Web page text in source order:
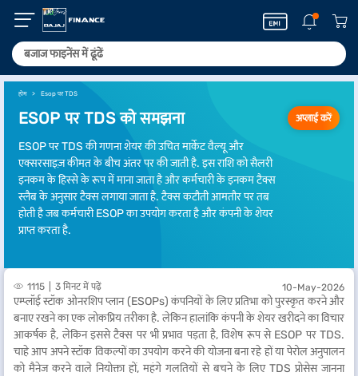
होम Esop पर TDS
ESOP पर TDS को समझना
ESOP पर TDS की गणना शेयर की उचित मार्केट वैल्यू और
एक्सरसाइज़ कीमत के बीच अंतर पर की जाती है. इस राशि को सैलरी
इनकम के हिस्से के रूप में माना जाता है और कर्मचारी के इनकम टैक्स
स्लैब के अनुसार टैक्स लगाया जाता है. टैक्स कटौती आमतौर पर तब
होती है जब कर्मचारी ESOP का उपयोग करता है और कंपनी के शेयर
प्राप्त करता है.
अप्लाई करें
1115 3 मिनट में पढ़ें 10-May-2026
एम्प्लॉई स्टॉक ओनरशिप प्लान (ESOPs) कंपनियों के लिए प्रतिभा को पुरस्कृत करने और
बनाए रखने का एक लोकप्रिय तरीका है. लेकिन हालांकि कंपनी के शेयर खरीदने का विचार
आकर्षक है, लेकिन इससे टैक्स पर भी प्रभाव पड़ता है, विशेष रूप से ESOP पर TDS.
चाहे आप अपने स्टॉक विकल्पों का उपयोग करने की योजना बना रहे हों या पेरोल अनुपालन
को मैनेज करने वाले नियोक्ता हों, महंगे गलतियों से बचने के लिए TDS प्रोसेस जानना